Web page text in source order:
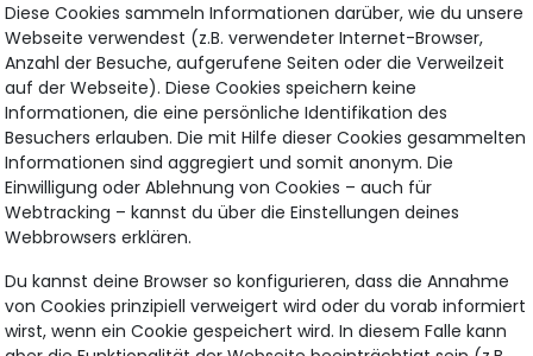
Diese Cookies sammeln Informationen darüber, wie du unsere
Webseite verwendest (z.B. verwendeter Internet-Browser,
Anzahl der Besuche, aufgerufene Seiten oder die Verweilzeit
auf der Webseite). Diese Cookies speichern keine
Informationen, die eine persönliche Identifikation des
Besuchers erlauben. Die mit Hilfe dieser Cookies gesammelten
Informationen sind aggregiert und somit anonym. Die
Einwilligung oder Ablehnung von Cookies – auch für
Webtracking – kannst du über die Einstellungen deines
Webbrowsers erklären.
Du kannst deine Browser so konfigurieren, dass die Annahme
von Cookies prinzipiell verweigert wird oder du vorab informiert
wirst, wenn ein Cookie gespeichert wird. In diesem Falle kann